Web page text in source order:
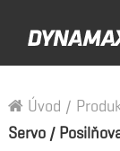
Úvod /
Servo /